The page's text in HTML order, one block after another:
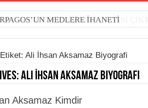
DERGİSİNİN 7. SAYISI ÇIKTI
MEDLERE İHANETİ
Etiket: Ali İhsan Aksamaz Biyografi
Ali İhsan Aksamaz Biyografi
Aksamaz Kimdir